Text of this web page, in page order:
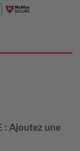
: Ajoutez une